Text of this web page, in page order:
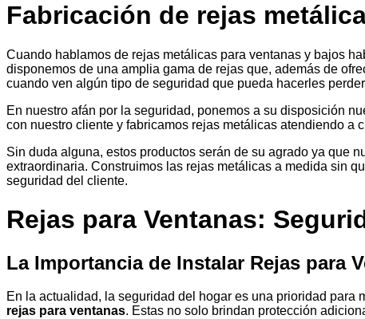
Fabricación de rejas
Cuando hablamos de rejas metálicas para ventanas y bajos
disponemos de una amplia gama de rejas que, además de
cuando ven algún tipo de seguridad que pueda hacerles
En nuestro afán por la seguridad, ponemos a su disposición
con nuestro cliente y fabricamos rejas metálicas atendiendo a
Sin duda alguna, estos productos serán de su agrado ya que
extraordinaria. Construimos las rejas metálicas a medida sin
seguridad del cliente.
Rejas para Ventanas:
La Importancia de Instalar Rejas para
En la actualidad, la seguridad del hogar es una prioridad
rejas para ventanas. Estas no solo brindan protección